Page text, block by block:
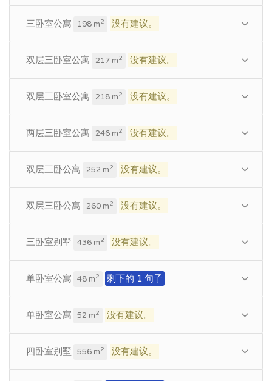
三卧室公寓 198 m2 没有建议。
双层三卧室公寓 217 m2 没有建议。
双层三卧室公寓 218 m2 没有建议。
两层三卧室公寓 246 m2 没有建议。
双层三卧公寓 252 m2 没有建议。
双层三卧公寓 260 m2 没有建议。
三卧室别墅 436 m2 没有建议。
单卧室公寓 48 m2 剩下的 1 句子
单卧室公寓 52 m2 没有建议。
四卧室别墅 556 m2 没有建议。